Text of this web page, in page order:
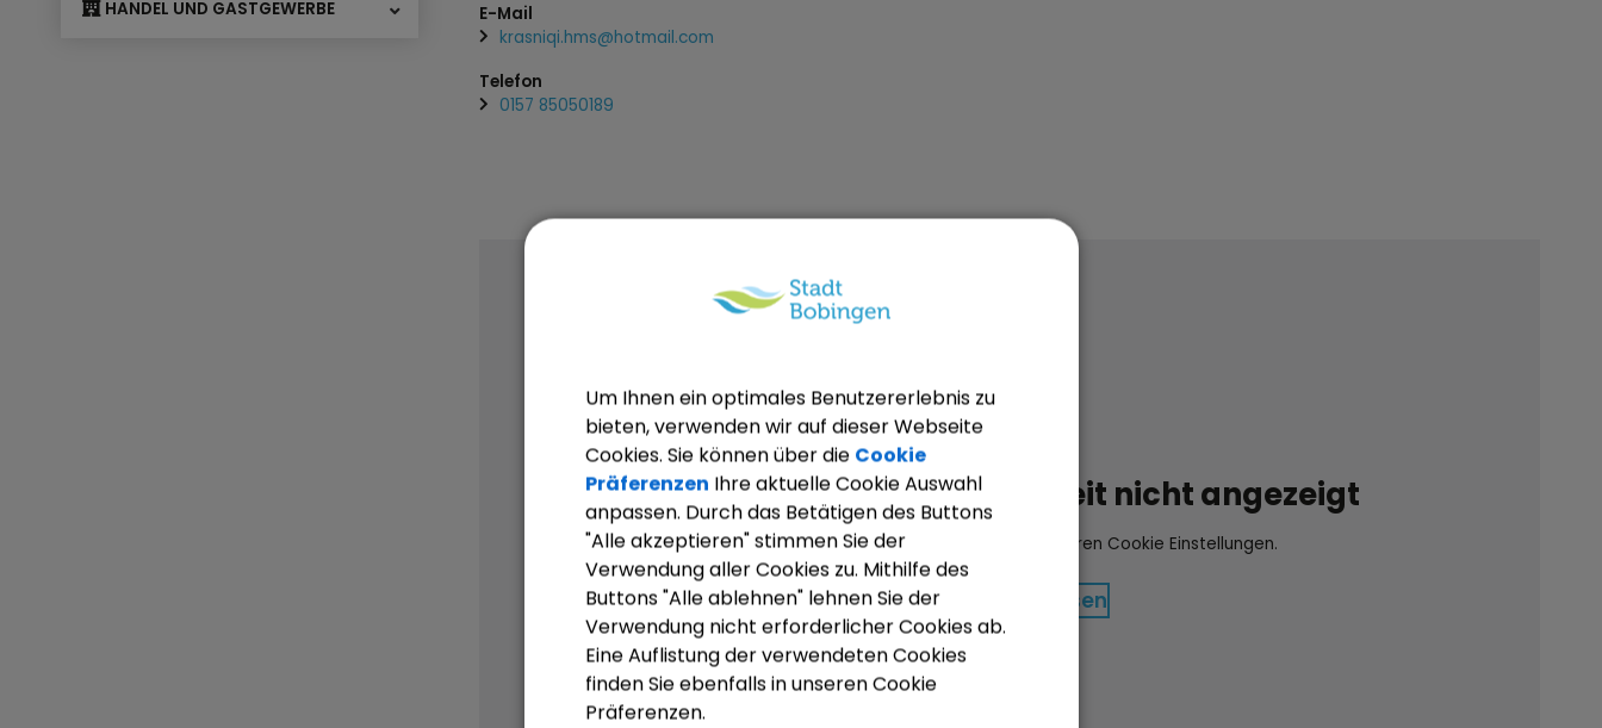
HANDEL UND GASTGEWERBE
E-Mail
krasniqi.hms@hotmail.com
Telefon
0157 85050189
OpenStreetMap wird derzeit nicht angezeigt
Bitte aktivieren Sie "OpenStreetMap" in Ihren Cookie Einstellungen.
Cookies Anpassen
Um Ihnen ein optimales Benutzererlebnis zu
bieten, verwenden wir auf dieser Webseite
Cookies. Sie können über die Cookie
Präferenzen Ihre aktuelle Cookie Auswahl
anpassen. Durch das Betätigen des Buttons
"Alle akzeptieren" stimmen Sie der
Verwendung aller Cookies zu. Mithilfe des
Buttons "Alle ablehnen" lehnen Sie der
Verwendung nicht erforderlicher Cookies ab.
Eine Auflistung der verwendeten Cookies
finden Sie ebenfalls in unseren Cookie
Präferenzen.